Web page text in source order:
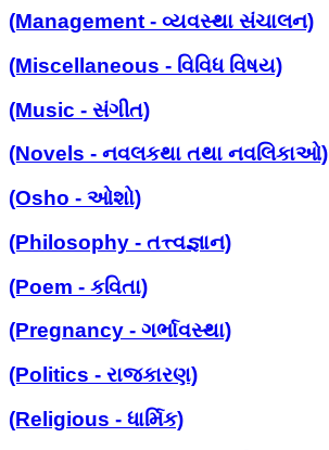
(Management - વ્યવસ્થા સંચાલન)
(Miscellaneous - વિવિધ વિષય)
(Music - સંગીત)
(Novels - નવલકથા તથા નવલિકાઓ)
(Osho - ઓશો)
(Philosophy - તત્ત્વજ્ઞાન)
(Poem - કવિતા)
(Pregnancy - ગર્ભાવસ્થા)
(Politics - રાજકારણ)
(Religious - ધાર્મિક)